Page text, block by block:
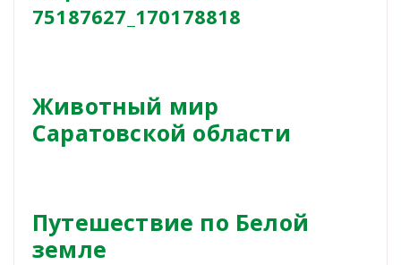
75187627_170178818
Животный мир
Саратовской области
Путешествие по Белой
земле